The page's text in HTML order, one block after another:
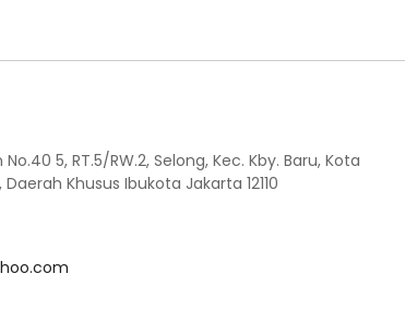
5, RT.5/RW.2, Selong, Kec. Kby. Baru, Kota
Khusus Ibukota Jakarta 12110